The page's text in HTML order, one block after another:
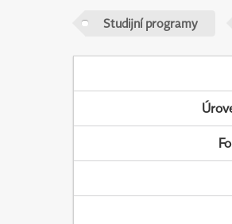
Studijní programy